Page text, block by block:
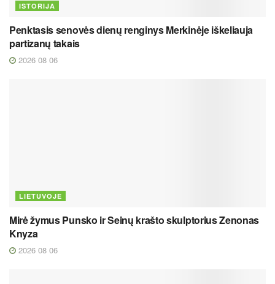
ISTORIJA
Penktasis senovės dienų renginys Merkinėje iškeliauja
partizanų takais
2026 08 06
LIETUVOJE
Mirė žymus Punsko ir Seinų krašto skulptorius Zenonas
Knyza
2026 08 06